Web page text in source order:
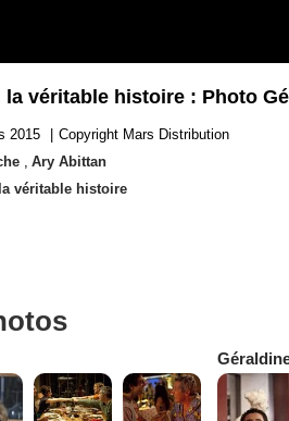
véritable histoire : Photo
2015
Copyright Mars Distribution
, Ary Abittan
véritable histoire